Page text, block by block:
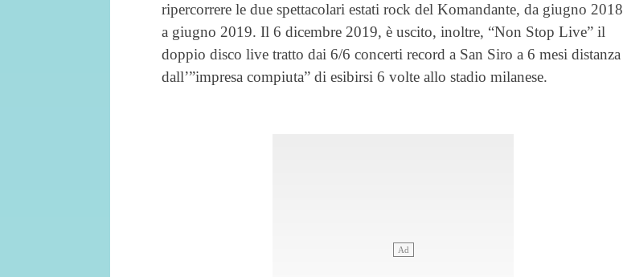
ripercorrere le due spettacolari estati rock del Komandante, da giugno 2018
a giugno 2019. Il 6 dicembre 2019, è uscito, inoltre, “Non Stop Live” il
doppio disco live tratto dai 6/6 concerti record a San Siro a 6 mesi distanza
dall’”impresa compiuta” di esibirsi 6 volte allo stadio milanese.